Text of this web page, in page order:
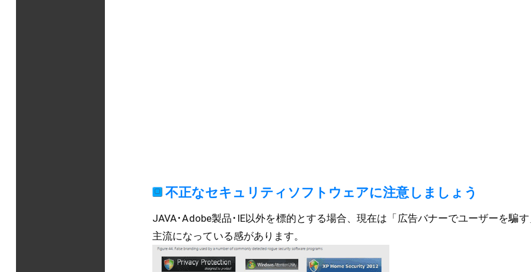
不正なセキュリティソフトウェアに注意しましょう
JAVA･Adobe製品･IE以外を標的とする場合、現在は「広告バナーでユーザーを騙
主流になっている感があります。